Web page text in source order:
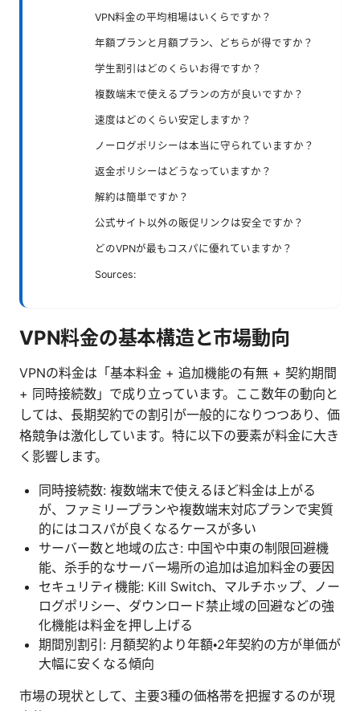
VPN料金の平均相場はいくらですか？
年額プランと月額プラン、どちらが得ですか？
学生割引はどのくらいお得ですか？
複数端末で使えるプランの方が良いですか？
速度はどのくらい安定しますか？
ノーログポリシーは本当に守られていますか？
返金ポリシーはどうなっていますか？
解約は簡単ですか？
公式サイト以外の販促リンクは安全ですか？
どのVPNが最もコスパに優れていますか？
Sources:
VPN料金の基本構造と市場動向
VPNの料金は「基本料金 + 追加機能の有無 + 契約期間
+ 同時接続数」で成り立っています。ここ数年の動向と
しては、長期契約での割引が一般的になりつつあり、価
格競争は激化しています。特に以下の要素が料金に大き
く影響します。
同時接続数: 複数端末で使えるほど料金は上がる
が、ファミリープランや複数端末対応プランで実質
的にはコスパが良くなるケースが多い
サーバー数と地域の広さ: 中国や中東の制限回避機
能、杀手的なサーバー場所の追加は追加料金の要因
セキュリティ機能: Kill Switch、マルチホップ、ノー
ログポリシー、ダウンロード禁止域の回避などの強
化機能は料金を押し上げる
期間別割引: 月額契約より年額・2年契約の方が単価が
大幅に安くなる傾向
市場の現状として、主要3種の価格帯を把握するのが現